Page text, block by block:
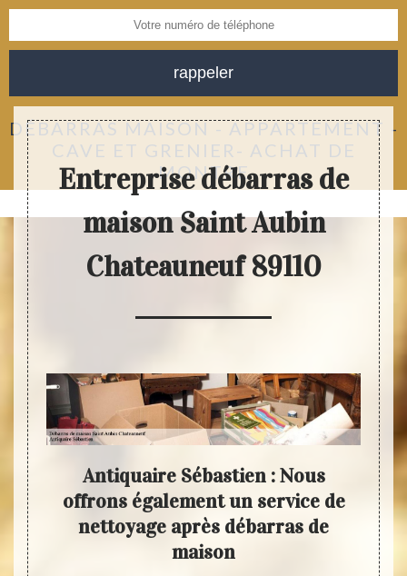
DÉBARRAS MAISON - APPARTEMENT -
CAVE ET GRENIER- ACHAT DE
MONTRE
Entreprise débarras de
maison Saint Aubin
Chateauneuf 89110
peut
Antiquaire Sébastien : Nous
offrons également un service de
nettoyage après débarras de
maison